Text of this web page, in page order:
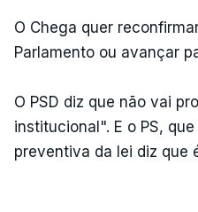
O Chega quer
Parlamento ou avançar
O PSD diz que não vai
institucional". E o PS,
preventiva da lei diz que